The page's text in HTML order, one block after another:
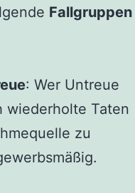
Fallgruppen
: Wer Untreue
wiederholte Taten
zu